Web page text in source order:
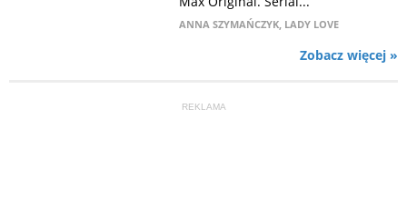
ANNA SZYMAŃCZYK, LADY LOVE
Zobacz więcej »
REKLAMA